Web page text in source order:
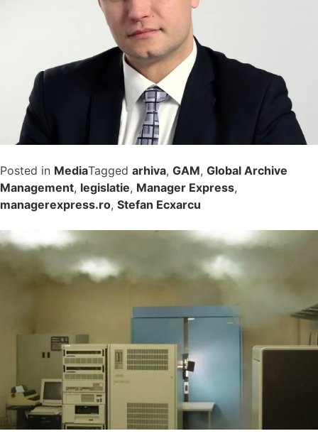
Posted in MediaTagged arhiva, GAM, Global Archive
Management, legislatie, Manager Express,
managerexpress.ro, Stefan Ecxarcu